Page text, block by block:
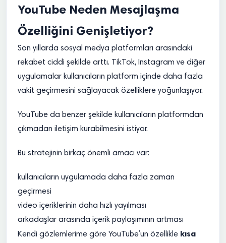
YouTube Neden Mesajlaşma
Özelliğini Genişletiyor?
Son yıllarda sosyal medya platformları arasındaki
rekabet ciddi şekilde arttı. TikTok, Instagram ve diğer
uygulamalar kullanıcıların platform içinde daha fazla
vakit geçirmesini sağlayacak özelliklere yoğunlaşıyor.
YouTube da benzer şekilde kullanıcıların platformdan
çıkmadan iletişim kurabilmesini istiyor.
Bu stratejinin birkaç önemli amacı var:
kullanıcıların uygulamada daha fazla zaman
geçirmesi
video içeriklerinin daha hızlı yayılması
arkadaşlar arasında içerik paylaşımının artması
Kendi gözlemlerime göre YouTube’un özellikle kısa